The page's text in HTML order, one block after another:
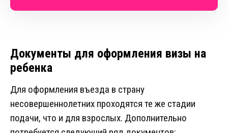
Документы для оформления визы на
ребенка
Для оформления въезда в страну
несовершеннолетних проходятся те же стадии
подачи, что и для взрослых. Дополнительно